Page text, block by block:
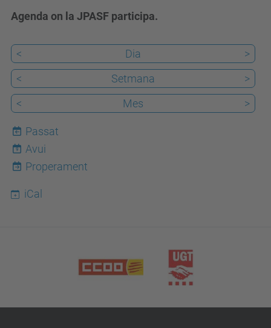
Agenda on la JPASF participa.
< Dia
>
<
Setmana
>
<
Mes >
Passat
9
Avui
Properament
iCal